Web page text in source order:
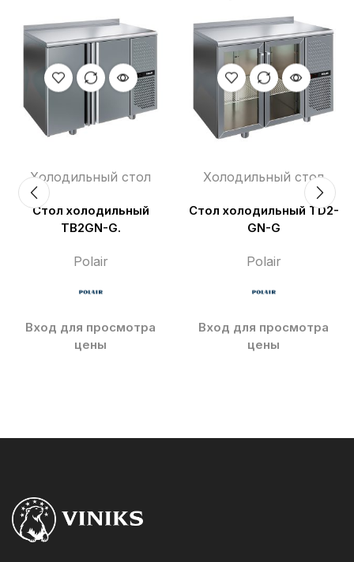
Холодильный стол
Стол холодильный
TB2GN-G.
Polair
Вход для просмотра
цены
Холодильный стол
Стол холодильный TD2-
GN-G
Polair
Вход для просмотра
цены